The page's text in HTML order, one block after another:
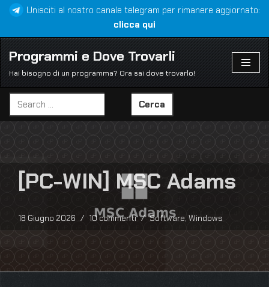
al
contenuto
Unisciti al nostro canale telegram per rimanere aggiornato:
clicca qui
Programmi e Dove Trovarli
Hai bisogno di un programma? Ora sai dove trovarlo!
Cerca
[PC-WIN] MSC Adams
18 Giugno 2026 10 commenti Software, Windows